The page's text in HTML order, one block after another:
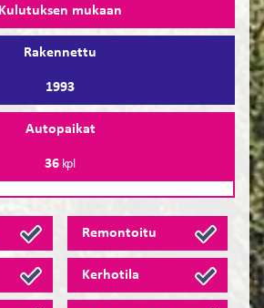
Kulutuksen mukaan
Rakennettu
1993
Autopaikat
36kpl
Remontoitu
Kerhotila